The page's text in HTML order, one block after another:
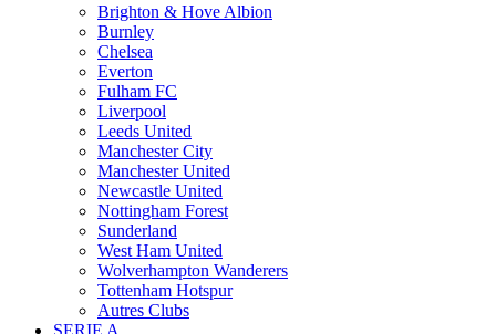
Brighton & Hove Albion
Burnley
Chelsea
Everton
Fulham FC
Liverpool
Leeds United
Manchester City
Manchester United
Newcastle United
Nottingham Forest
Sunderland
West Ham United
Wolverhampton Wanderers
Tottenham Hotspur
Autres Clubs
SERIE A